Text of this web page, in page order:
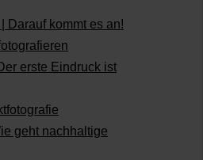
Darauf kommt es an!
erste Eindruck ist
geht nachhaltige